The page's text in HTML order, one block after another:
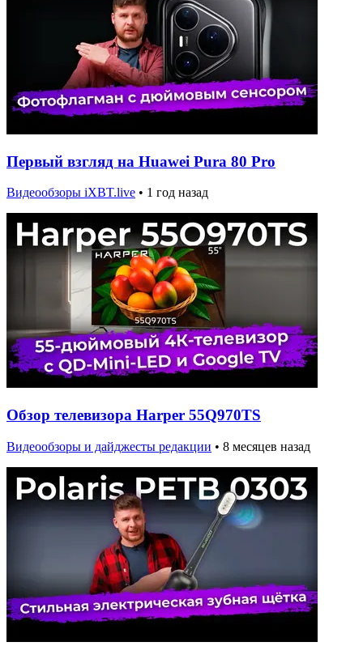
Первый взгляд на Huawei Pura 80 Pro
Видеообзоры iXBT.live • 1 год назад
Обзор телевизора Harper 55Q970TS
Видеообзоры и дайджесты редакции • 8 месяцев назад